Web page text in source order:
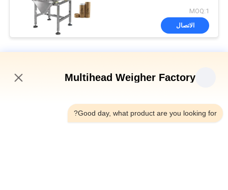
MOQ:1
الاتصال
8 Hoppers 0.5L 1.2L Linear Weigher للحصول على مواد شبكية
المنتج
Multihead Weigher Factory
Good day, what product are you looking for?